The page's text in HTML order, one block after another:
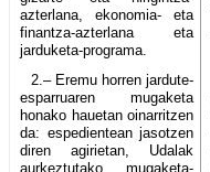
azterlana, ekonomia- eta
finantza-azterlana eta
jarduketa-programa.
2.– Eremu horren jardute-
esparruaren mugaketa
honako hauetan oinarritzen
da: espedientean jasotzen
diren agirietan, Udalak
aurkeztutako mugaketa-